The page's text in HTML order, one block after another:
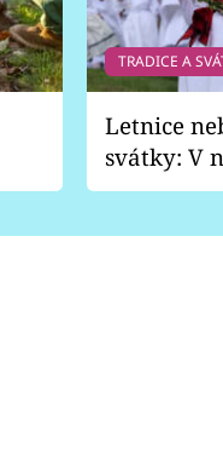
TRADICE A
Letnice
svátky: V
pondělí